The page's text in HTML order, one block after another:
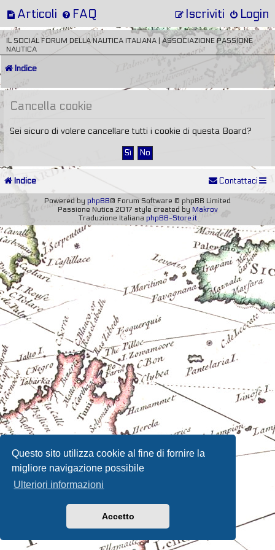
Questo sito utilizza cookie al fine di fornire la
migliore navigazione possibile
Ulteriori informazioni
Accetto
Articoli FAQ Login
Iscriviti
IL SOCIAL FORUM DELLA NAUTICA ITALIANA | ASSOCIAZIONE PASSIONE
NAUTICA
Indice
Cancella cookie
Sei sicuro di volere cancellare tutti i cookie di questa Board?
Indice Contattaci
Powered by phpBB® Forum Software © phpBB Limited
Passione Nutica 2017 style created by Makrov
Traduzione Italiana phpBB-Store.it